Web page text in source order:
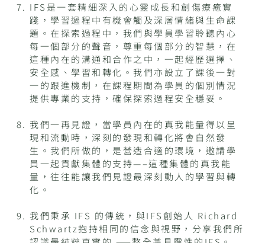
IFS是一套精細深入的心靈成長和創傷療癒實
踐，學習過程中有機會觸及深層情緒與生命課
題。在探索過程中，我們與學員學習聆聽內心
每一個部分的聲音，尊重每個部分的智慧，在
這種內在的溝通和合作之中，一起經歷選擇、
安全感、學習和轉化。我們亦設立了課後一對
一的跟進機制，在課程期間為學員的個別情況
提供專業的支持，確保探索過程安全穩妥。
我們一再見證，當學員內在的真我能量得以呈
現和流動時，深刻的發現和轉化將會自然發
生。我們所做的，是營造合適的環境，邀請學
員一起貢獻集體的支持—–這種集體的真我能
量，往往能讓我們見證最深刻動人的學習與轉
化。
我們秉承 IFS 的傳統，與IFS創始人 Richard
Schwartz抱持相同的信念與視野，分享我們所